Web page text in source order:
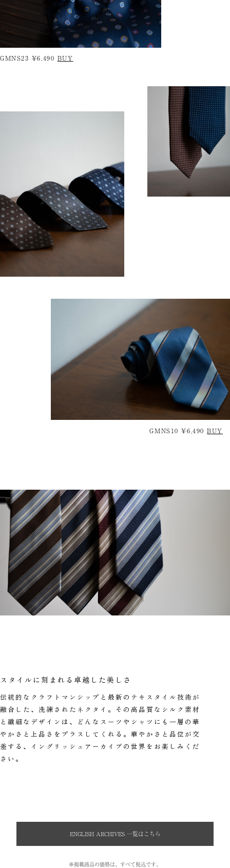
GMNS23 ¥6,490 BUY
GMNS10 ¥6,490BUY
スタイルに刻まれる卓越した美しさ
伝統的なクラフトマンシップと最新のテキスタイル技術が
融合した、洗練されたネクタイ。その高品質なシルク素材
と繊細なデザインは、どんなスーツやシャツにも一層の華
やかさと上品さをプラスしてくれる。華やかさと品位が交
差する、イングリッシュアーカイブの世界をお楽しみくだ
さい。
ENGLISH ARCHIVES 一覧はこちら
※掲載商品の価格は、すべて税込です。